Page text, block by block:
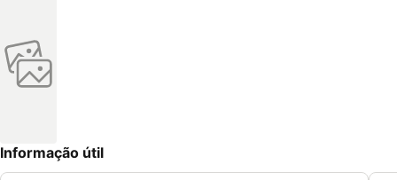
Informação útil